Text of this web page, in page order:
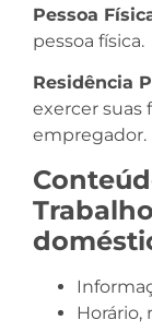
Pessoa
pessoa física.
Residência
exercer suas
empregador.
Horário,